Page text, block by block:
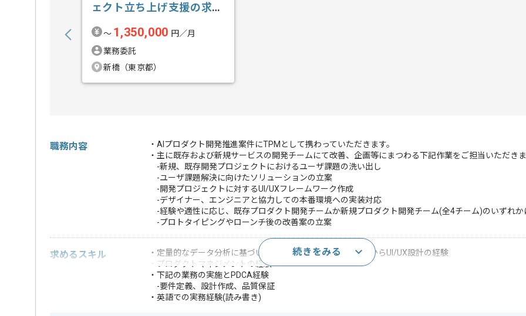
ェクト立ち上げ支援の求
〜 1,350,000 円／月
業務委託
新橋（東京都）
職務内容
・AIプロダクト開発推進案件にTPMとして携わっていただきます。
・主に既存および新規サービスの開発チームにて改善、企画等にまつわる下記作業をご担当いただきま
-新規、既存開発プロジェクトにおけるユーザ課題の洗い出し
-ユーザ課題解決に向けたソリューションの立案
-開発プロジェクトに対するUI/UXフレームワーク作成
-デザイナー、エンジニアと協力しての本番環境への実装対応
-経験や適性に応じ、既存プロダクト開発チームか新規プロダクト開発チーム(全4チーム)のいずれか
-プロトタイピングやローンチ後の改善案の立案
求めるスキル
・定量的なデータ分析に基づいたユーザーストーリーの構築からUI/UX設計の経験
・プロダクトマネジメントの経験
・下記の業務の実施とPDCA経験
-要件定義、設計作成、品質保証
・英語での実務経験(読み書き)
続きをみる